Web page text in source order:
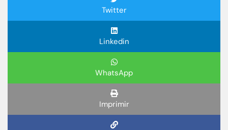
Twitter
Linkedin
WhatsApp
Imprimir